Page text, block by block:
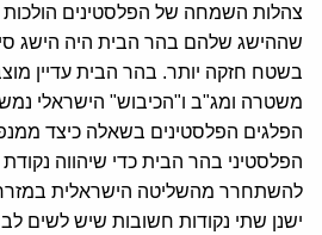
צהלות השמחה של הפלסטינים הולכות
שההישג שלהם בהר הבית היה הישג
בשטח חזקה יותר. בהר הבית עדיין
משטרה ומג"ב ו"הכיבוש" הישראלי
הפלגים הפלסטינים בשאלה כיצד
הפלסטיני בהר הבית כדי שיהווה
להשתחרר מהשליטה הישראלית
ישנן שתי נקודות חשובות שיש לשים לב